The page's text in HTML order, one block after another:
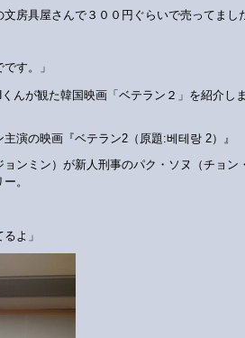
文房具屋さんで３００円ぐらいで売ってまし
す。」
んが観た韓国映画「ベテラン２」を紹介し
演の映画『ベテラン2（原題:베테랑 2）』
ンミン）が新人刑事のパク・ソヌ（チョン
。
よ」